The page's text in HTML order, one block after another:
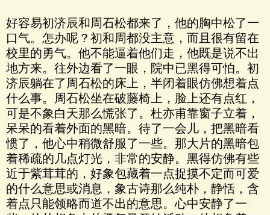
好容易初济辰和周石松都来了，他的胸中松了一
口气。怎办呢？初和周都没主意，而且很有留在
校里的勇气。他不能逼着他们走，他既是说不出
地方来。往外边看了一眼，院中已黑得可怕。初
济辰躺在了周石松的床上，半闭着眼仿佛想着点
什么事。周石松坐在破藤椅上，脸上还有点红，
可是不象白天那么慌张了。杜亦甫靠窗子立着，
呆呆的看着外面的黑暗。待了一会儿，把黑暗看
惯了，他心中稍微舒服了一些。那大片的黑暗包
着稀疏的几点灯光，非常的安静。黑得仿佛有些
近于紫茸茸的，好象包藏着一点捉摸不定而可爱
的什么意思或消息，象古诗那么纯朴，静恬，含
着点只能领略而道不出的意思。心中安静了一